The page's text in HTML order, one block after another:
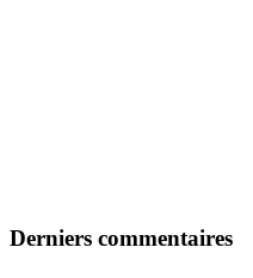
Derniers commentaires